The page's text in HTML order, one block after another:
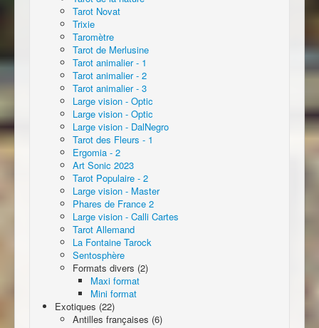
Tarot Novat
Trixie
Taromètre
Tarot de Merlusine
Tarot animalier - 1
Tarot animalier - 2
Tarot animalier - 3
Large vision - Optic
Large vision - Optic
Large vision - DalNegro
Tarot des Fleurs - 1
Ergomia - 2
Art Sonic 2023
Tarot Populaire - 2
Large vision - Master
Phares de France 2
Large vision - Calli Cartes
Tarot Allemand
La Fontaine Tarock
Sentosphère
Formats divers (2)
Maxi format
Mini format
Exotiques (22)
Antilles françaises (6)